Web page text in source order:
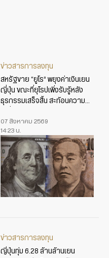
ข่าวสารการลงทุน
สหรัฐขาย “ยูโร” พยุงค่าเงินเยน
ญี่ปุ่น ขณะที่ยุโรปเพิ่งรับรู้หลัง
ธุรกรรมเสร็จสิ้น สะท้อนความ
07 สิงหาคม 2569
14:23 น.
ข่าวสารการลงทุน
ญี่ปุ่นทุ่ม 6.28 ล้านล้านเยน